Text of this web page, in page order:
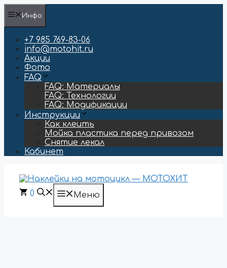
Перейти
содержимому
Инфо
+7 985 769-83-06
info@motohit.ru
Акции
Фото
FAQ
FAQ: Материалы
FAQ: Технологии
FAQ: Модификации
Инструкции
Как клеить
Мойка пластика перед привозом
Снятие лекал
Кабинет
0 Меню